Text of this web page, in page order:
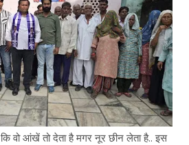
वो आंखें तो देता है मगर नूर छीन लेता है.. इस